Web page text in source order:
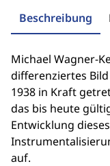
Beschreibung
Michael Wagner-
differenziertes
1938 in Kraft
das bis heute
Entwicklung
auf.